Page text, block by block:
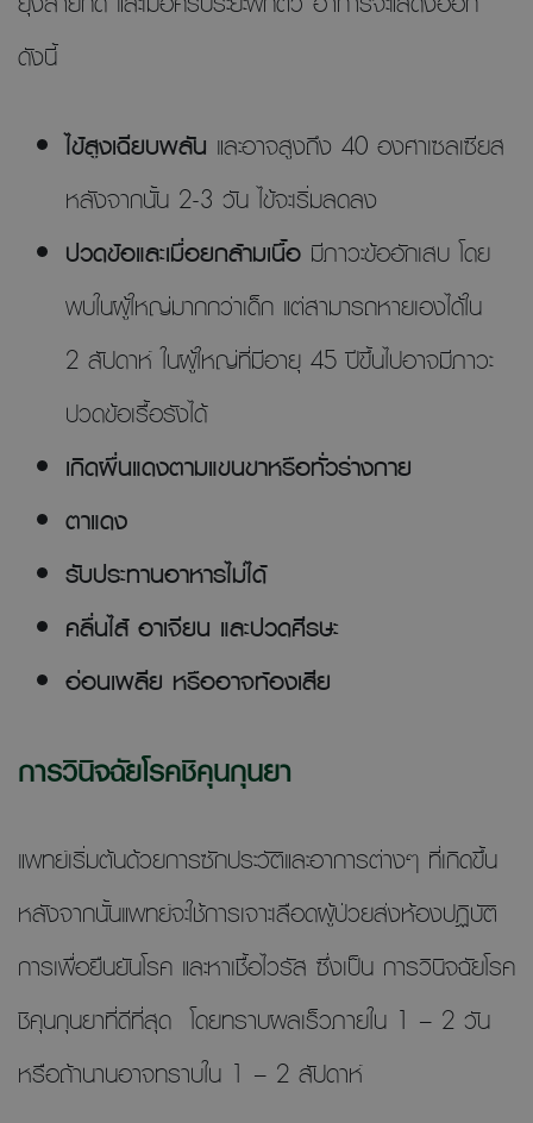
ดังนี้
ไข้สูงเฉียบพลัน และอาจสูงถึง 40 องศาเซลเซียส
หลังจากนั้น 2-3 วัน ไข้จะเริ่มลดลง
ปวดข้อและเมื่อยกล้ามเนื้อ มีภาวะข้ออักเสบ โดย
พบในผู้ใหญ่มากกว่าเด็ก แต่สามารถหายเองได้ใน
2 สัปดาห์ ในผู้ใหญ่ที่มีอายุ 45 ปีขึ้นไปอาจมีภาวะ
ปวดข้อเรื้อรังได้
เกิดผื่นแดงตามแขนขาหรือทั่วร่างกาย
ตาแดง
รับประทานอาหารไม่ได้
คลื่นไส้ อาเจียน และปวดศีรษะ
อ่อนเพลีย หรืออาจท้องเสีย
การวินิจฉัยโรคชิคุนกุนยา
แพทย์เริ่มต้นด้วยการซักประวัติและอาการต่างๆ ที่เกิดขึ้น
หลังจากนั้นแพทย์จะใช้การเจาะเลือดผู้ป่วยส่งห้องปฏิบัติ
การเพื่อยืนยันโรค และหาเชื้อไวรัส ซึ่งเป็น การวินิจฉัยโรค
ชิคุนกุนยาที่ดีที่สุด โดยทราบผลเร็วภายใน 1 – 2 วัน
หรือถ้านานอาจทราบใน 1 – 2 สัปดาห์